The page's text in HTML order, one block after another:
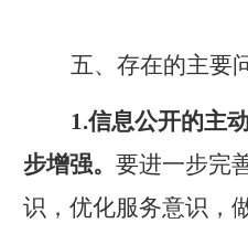
五、存在的主要
1.信息公开的主
步增强。 要进一步完
识，优化服务意识，